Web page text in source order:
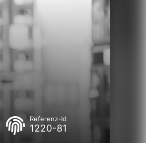
Referenz-Id
1220-81